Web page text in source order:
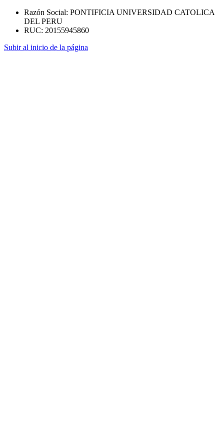
Razón Social: PONTIFICIA UNIVERSIDAD CATOLICA
DEL PERU
RUC: 20155945860
Subir al inicio de la página